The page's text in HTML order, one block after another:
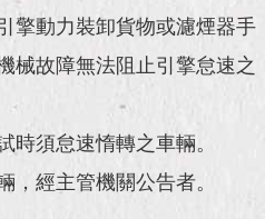
擎動力裝卸貨物或濾煙器手
械故障無法阻止引擎怠速之
時須怠速惰轉之車輛。
，經主管機關公告者。